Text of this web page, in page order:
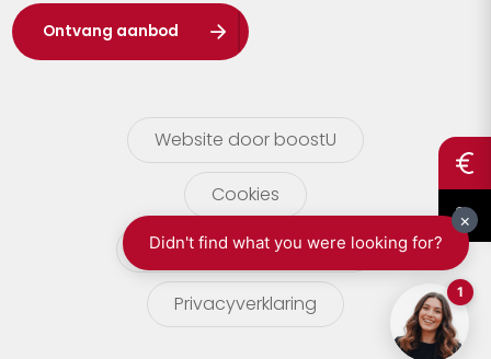
Wuustwezel
Zoersel
Ontvang aanbod
Website door boostU
Cookies
gebruikersvoorwaarden
Privacyverklaring